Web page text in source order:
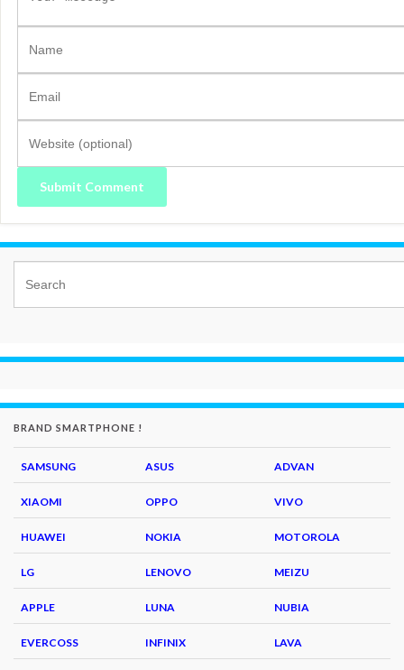
BRAND SMARTPHONE !
SAMSUNG ASUS ADVAN
XIAOMI OPPO VIVO
HUAWEI NOKIA MOTOROLA
LG LENOVO MEIZU
APPLE LUNA NUBIA
EVERCOSS INFINIX LAVA